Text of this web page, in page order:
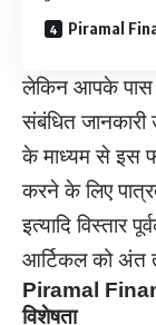
Piramal
लेकिन आपके
संबंधित
के माध्यम से इस
करने के लिए
इत्यादि विस्तार
आर्टिकल को अंत
Piramal
विशेषता